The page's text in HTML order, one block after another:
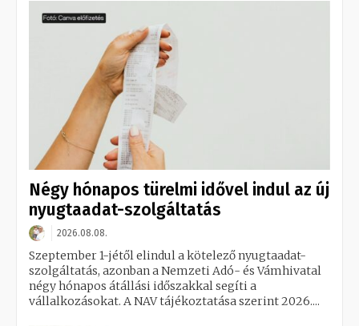
Négy hónapos türelmi idővel indul az új
nyugtaadat-szolgáltatás
2026.08.08.
Szeptember 1-jétől elindul a kötelező nyugtaadat-
szolgáltatás, azonban a Nemzeti Adó- és Vámhivatal
négy hónapos átállási időszakkal segíti a
vállalkozásokat. A NAV tájékoztatása szerint 2026....